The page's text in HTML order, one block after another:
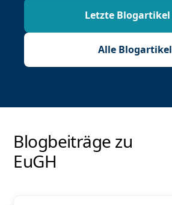
Letzte Blogartikel
Alle Blogartikel
Blogbeiträge zu
EuGH